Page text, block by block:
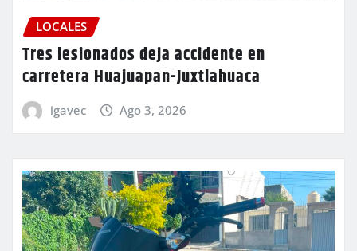
LOCALES
Tres lesionados deja accidente en
carretera Huajuapan-Juxtlahuaca
igavec Ago 3, 2026